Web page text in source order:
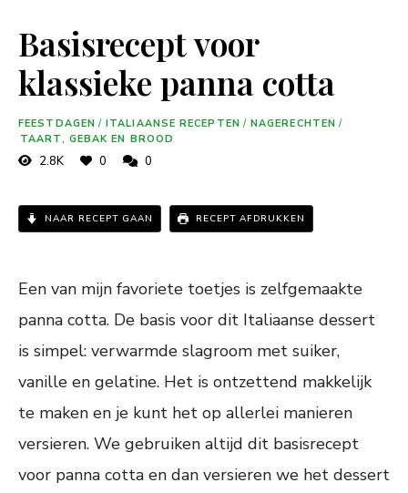
Basisrecept voor
klassieke panna cotta
FEESTDAGEN / ITALIAANSE RECEPTEN / NAGERECHTEN /
TAART, GEBAK EN BROOD
2.8K 0 0
NAAR RECEPT GAAN RECEPT AFDRUKKEN
Een van mijn favoriete toetjes is zelfgemaakte
panna cotta. De basis voor dit Italiaanse dessert
is simpel: verwarmde slagroom met suiker,
vanille en gelatine. Het is ontzettend makkelijk
te maken en je kunt het op allerlei manieren
versieren. We gebruiken altijd dit basisrecept
voor panna cotta en dan versieren we het dessert